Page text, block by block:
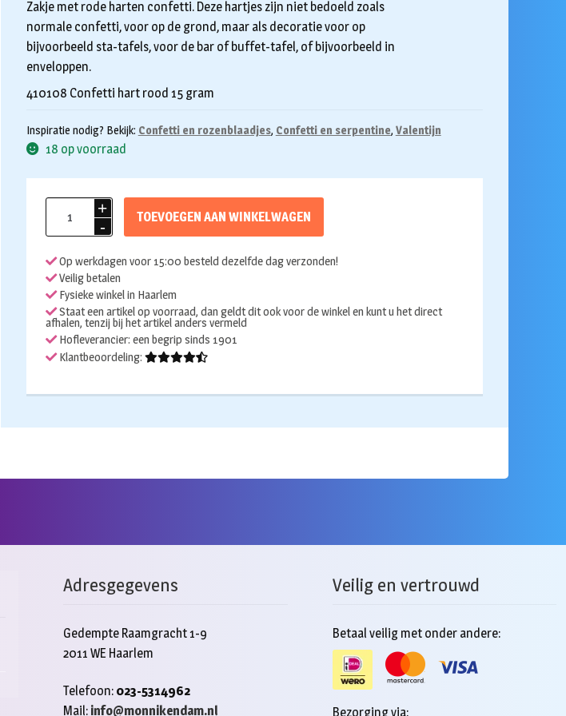
Zakje met rode harten confetti. Deze hartjes zijn niet bedoeld zoals
normale confetti, voor op de grond, maar als decoratie voor op
bijvoorbeeld sta-tafels, voor de bar of buffet-tafel, of bijvoorbeeld in
enveloppen.
410108 Confetti hart rood 15 gram
Inspiratie nodig? Bekijk: Confetti en rozenblaadjes, Confetti en serpentine, Valentijn
18 op voorraad
15gr.
aantal
TOEVOEGEN AAN WINKELWAGEN
Op werkdagen voor 15:00 besteld dezelfde dag verzonden!
Veilig betalen
Fysieke winkel in Haarlem
Staat een artikel op voorraad, dan geldt dit ook voor de winkel en kunt u het direct
afhalen, tenzij bij het artikel anders vermeld
Hofleverancier: een begrip sinds 1901
Klantbeoordeling:
Adresgegevens
Gedempte Raamgracht 1-9
2011 WE Haarlem
Telefoon: 023-5314962
Mail: info@monnikendam.nl
Veilig en vertrouwd
Betaal veilig met onder andere:
Bezorging via: